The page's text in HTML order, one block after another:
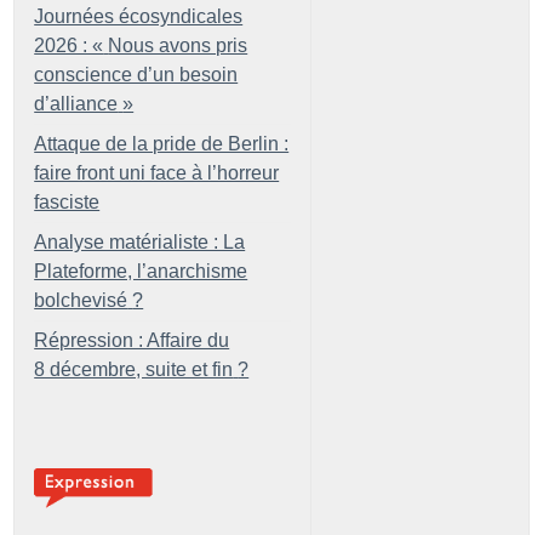
Journées écosyndicales
2026 : « Nous avons pris
conscience d’un besoin
d’alliance »
Attaque de la pride de Berlin :
faire front uni face à l’horreur
fasciste
Analyse matérialiste : La
Plateforme, l’anarchisme
bolchevisé ?
Répression : Affaire du
8 décembre, suite et fin ?